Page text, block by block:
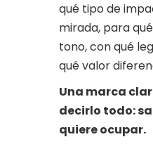
qué tipo de
mirada, para
tono, con qué
qué valor
Una marca
decirlo todo:
quiere ocupar.